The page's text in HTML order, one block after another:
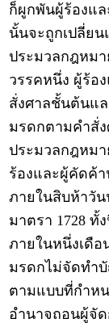
ก็ผูกพันผู้ร้องแ
นั้นจะถูกเปลี่ย
ประมวลกฎหม
วรรคหนึ่ง ผู้ร้อ
สั่งศาลชั้นต้นแ
มรดกตามคำสั่
ประมวลกฎหม
ร้องและผู้คัดค้
ภายในสิบห้าวั
มาตรา 1728 ทั้
ภายในหนึ่งเดือ
มรดกไม่จัดทำ
ตามแบบที่กำห
อำนาจถอนผู้จั